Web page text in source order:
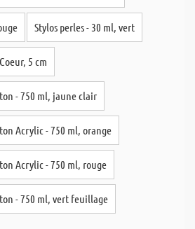
Stylos perles - 30 ml, vert
5 cm
- 750 ml, jaune clair
Acrylic - 750 ml, orange
Acrylic - 750 ml, rouge
- 750 ml, vert feuillage